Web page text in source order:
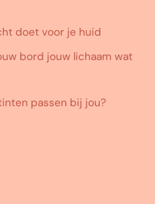
doet voor je huid
bord jouw lichaam wat
passen bij jou?